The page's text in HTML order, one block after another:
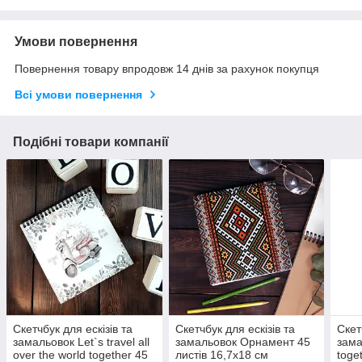
Умови повернення
Повернення товару впродовж 14 днів за рахунок покупця
Всі умови повернення
Подібні товари компанії
Скетчбук для ескізів та
замальовок Let`s travel all
over the world together 45
Скетчбук для ескізів та
замальовок Орнамент 45
листів 16,7х18 см